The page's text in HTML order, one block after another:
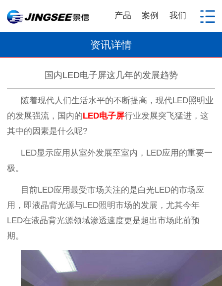
产品 案例 我们
资讯详情
国内LED电子屏这几年的发展趋势
随着现代人们生活水平的不断提高 ， 现代LED照明业
的发展强流 ， 国内的LED电子屏行业发展突飞猛进 ， 这
其中的因素是什么呢?
LED显示应用从室外发展至室内 ，LED应用的重要一
极。
目前LED应用最受市场关注的是白光LED的市场应
用 ， 即液晶背光源与LED照明市场的发展 ， 尤其今年
LED在液晶背光源领域渗透速度更是超出市场此前预
期。